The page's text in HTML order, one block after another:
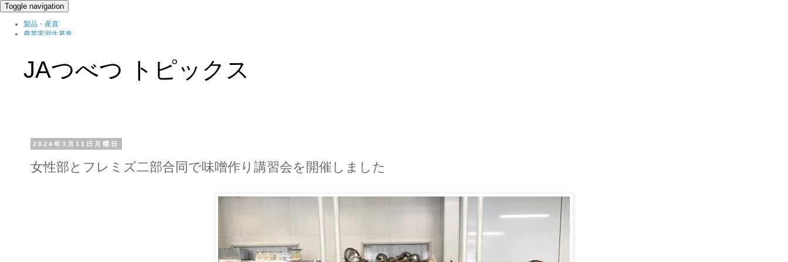
Toggle navigation
製品・産直
農業実習生募集
ブログ
JAつべつ トピックス
2024年3月11日月曜日
女性部とフレミズ二部合同で味噌作り講習会を開催しました